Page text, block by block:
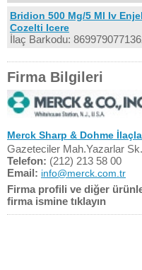
Bridion 500 Mg/5 Ml Iv
Cozelti Icere
İlaç Barkodu:
Firma Bilgileri
Merck Sharp & Dohme
Gazeteciler Mah.Yazarlar
Telefon: (212) 213 58 00
Email: info@merck.com.tr
Firma profili ve diğer
firma ismine tıklayın